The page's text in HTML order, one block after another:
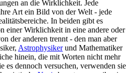
an die Wirklichkeit. Jede
Art ein Bild von der Welt - jede
In beiden gibt es
einer Wirklichkeit in eine andere oder
der anderen trennt - den man aber
Astrophysikerund Mathematiker
hinein, die mit Worten nicht mehr
es dennoch versuchen, verwenden sie